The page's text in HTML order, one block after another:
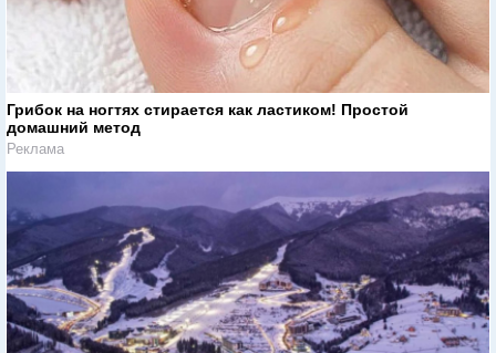
Грибок на ногтях стирается как ластиком! Простой
домашний метод
Реклама